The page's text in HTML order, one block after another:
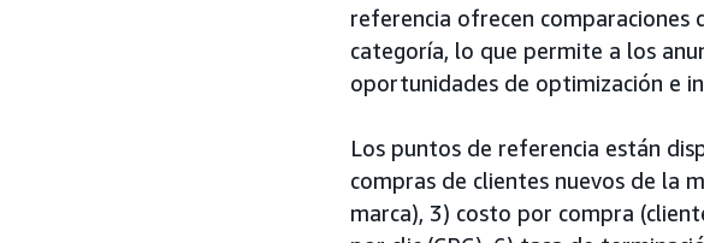
referencia ofrecen comparaciones
categoría, lo que permite a los
oportunidades de optimización e
Los puntos de referencia están
compras de clientes nuevos de la
marca), 3) costo por compra